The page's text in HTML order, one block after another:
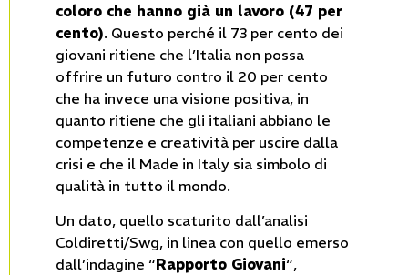
coloro che hanno già un lavoro (47 per
cento). Questo perché il 73 per cento dei
giovani ritiene che l’Italia non possa
offrire un futuro contro il 20 per cento
che ha invece una visione positiva, in
quanto ritiene che gli italiani abbiano le
competenze e creatività per uscire dalla
crisi e che il Made in Italy sia simbolo di
qualità in tutto il mondo.
Un dato, quello scaturito dall’analisi
Coldiretti/Swg, in linea con quello emerso
dall’indagine “Rapporto Giovani“,